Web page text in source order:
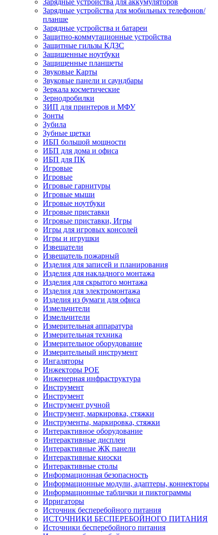
Зарядные устройства для мобильных телефонов/
планше
Зарядные устройства и батареи
Защитно-коммутационные устройства
Защитные гильзы КДЗС
Защищенные ноутбуки
Защищенные планшеты
Звуковые Карты
Звуковые панели и саундбары
Зеркала косметические
Зернодробилки
ЗИП для принтеров и МФУ
Зонты
Зубила
Зубные щетки
ИБП большой мощности
ИБП для дома и офиса
ИБП для ПК
Игровые
Игровые
Игровые гарнитуры
Игровые мыши
Игровые ноутбуки
Игровые приставки
Игровые приставки, Игры
Игры для игровых консолей
Игры и игрушки
Извещатели
Извещатель пожарный
Изделия для записей и планирования
Изделия для накладного монтажа
Изделия для скрытого монтажа
Изделия для электромонтажа
Изделия из бумаги для офиса
Измельчители
Измельчители
Измерительная аппаратура
Измерительная техника
Измерительное оборудование
Измерительный инструмент
Ингаляторы
Инжекторы POE
Инженерная инфраструктура
Инструмент
Инструмент
Инструмент ручной
Инструмент, маркировка, стяжки
Инструменты, маркировка, стяжки
Интерактивное оборудование
Интерактивные дисплеи
Интерактивные ЖК панели
Интерактивные киоски
Интерактивные столы
Информационная безопасность
Информационные модули, адаптеры, коннекторы
Информационные таблички и пиктограммы
Ирригаторы
Источник бесперебойного питания
ИСТОЧНИКИ БЕСПЕРЕБОЙНОГО ПИТАНИЯ
Источники бесперебойного питания